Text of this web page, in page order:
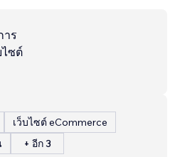
าร
ไซต์
เว็บไซต์ eCommerce
+ อีก 3